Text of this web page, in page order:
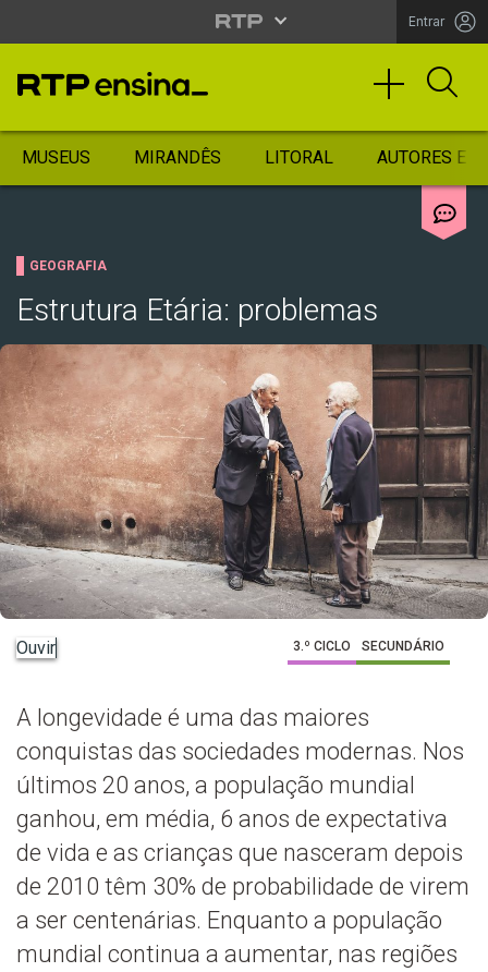
Entrar
MUSEUS MIRANDÊS LITORAL AUTORES
GEOGRAFIA
Estrutura Etária: problemas
Ouvir 3.º CICLO SECUNDÁRIO
A longevidade é uma das maiores
conquistas das sociedades modernas. Nos
últimos 20 anos, a população mundial
ganhou, em média, 6 anos de expectativa
de vida e as crianças que nasceram depois
de 2010 têm 30% de probabilidade de virem
a ser centenárias. Enquanto a população
mundial continua a aumentar, nas regiões